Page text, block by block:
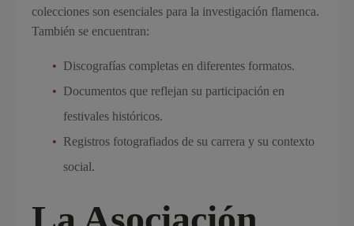
colecciones son esenciales para la investigación flamenca.
También se encuentran:
Discografías completas en diferentes formatos.
Documentos que reflejan su participación en
festivales históricos.
Registros fotografiados de su carrera y su contexto
social.